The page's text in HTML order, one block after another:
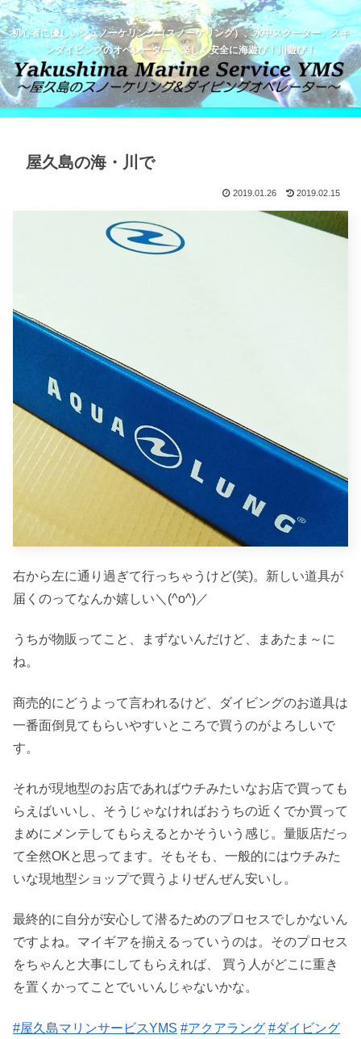
初心者に優しいシュノーケリング（スノーケリング）、水中スクーター、スキ
ンダイビングのオペレーター。楽しく安全に海遊び！川遊び！
屋久島の海・川で
2019.01.26 2019.02.15
右から左に通り過ぎて行っちゃうけど(笑)。新しい道具が
届くのってなんか嬉しい＼(^o^)／
うちが物販ってこと、まずないんだけど、まあたま～に
ね。
商売的にどうよって言われるけど、ダイビングのお道具は
一番面倒見てもらいやすいところで買うのがよろしいで
す。
それが現地型のお店であればウチみたいなお店で買っても
らえばいいし、そうじゃなければおうちの近くでか買って
まめにメンテしてもらえるとかそういう感じ。量販店だっ
て全然OKと思ってます。そもそも、一般的にはウチみた
いな現地型ショップで買うよりぜんぜん安いし。
最終的に自分が安心して潜るためのプロセスでしかないん
ですよね。マイギアを揃えるっていうのは。そのプロセス
をちゃんと大事にしてもらえれば、 買う人がどこに重き
を置くかってことでいいんじゃないかな。
#屋久島マリンサービスYMS #アクアラング #ダイビング